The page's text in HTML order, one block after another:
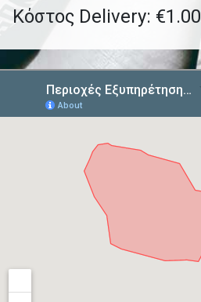
Κόστος Delivery: €1.00